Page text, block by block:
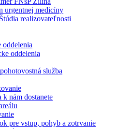
urgentnej medicíny
Štúdia realizovateľnosti
oddelenia
oddelenia
služba
k nám dostanete
pre vstup, pohyb a zotrvanie